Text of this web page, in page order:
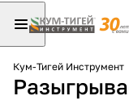
Кум-Тигей Инструмент
Для клиентов